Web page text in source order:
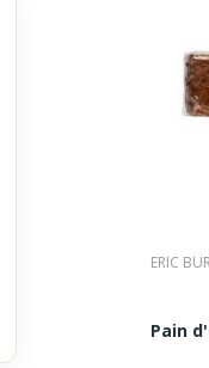
Un
•
ERIC
Pain